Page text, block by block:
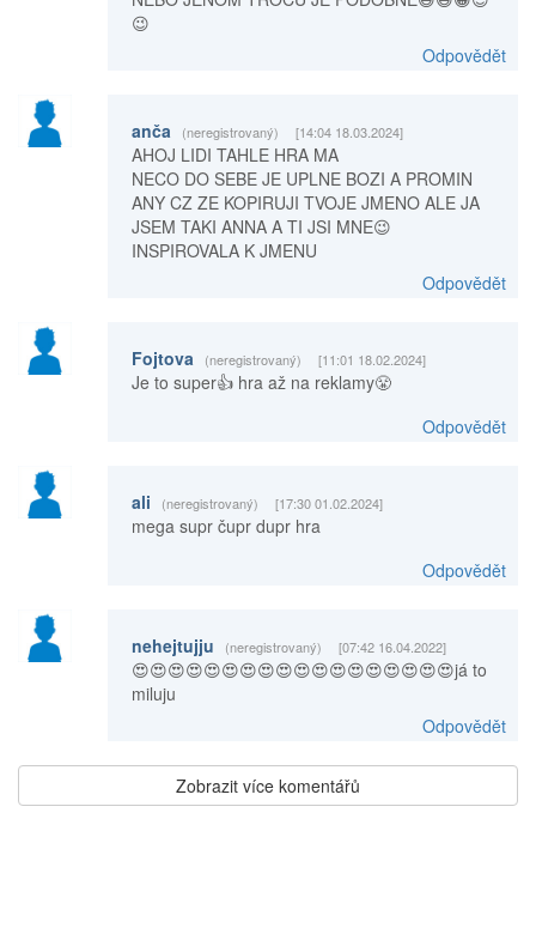
😉
Odpovědět
anča (neregistrovaný) [14:04 18.03.2024]
AHOJ LIDI TAHLE HRA MA
NECO DO SEBE JE UPLNE BOZI A PROMIN
ANY CZ ZE KOPIRUJI TVOJE JMENO ALE JA
JSEM TAKI ANNA A TI JSI MNE😉
INSPIROVALA K JMENU
Odpovědět
Fojtova (neregistrovaný) [11:01 18.02.2024]
Je to super👍 hra až na reklamy😤
Odpovědět
ali (neregistrovaný) [17:30 01.02.2024]
mega supr čupr dupr hra
Odpovědět
nehejtujju (neregistrovaný) [07:42 16.04.2022]
😍😍😍😍😍😍😍😍😍😍😍😍😍😍😍😍😍😍já to
miluju
Odpovědět
Zobrazit více komentářů